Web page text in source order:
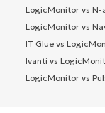
LogicMonitor vs
LogicMonitor vs
IT Glue vs
Ivanti vs
LogicMonitor vs